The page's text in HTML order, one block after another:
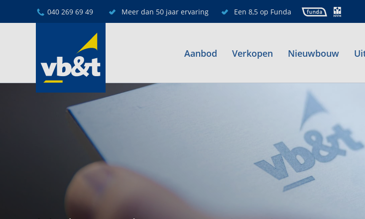
040 269 69 49 Meer dan 50 jaar ervaring Een 8,5 op Funda
Aanbod Verkopen Nieuwbouw